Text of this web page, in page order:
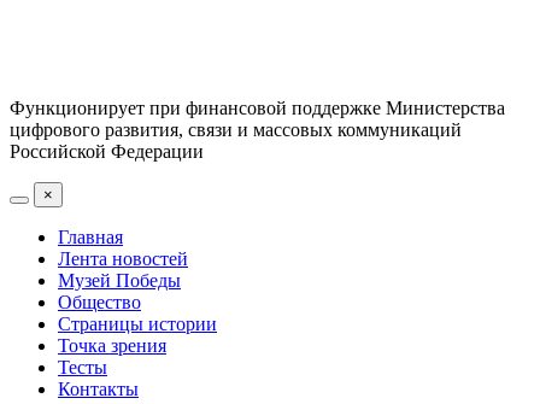
Функционирует при финансовой поддержке Министерства
цифрового развития, связи и массовых коммуникаций
Российской Федерации
×
Главная
Лента новостей
Музей Победы
Общество
Страницы истории
Точка зрения
Тесты
Контакты